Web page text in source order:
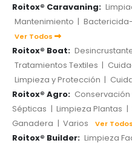
Roitox® Caravaning:
Mantenimiento |
Ver Todos
Roitox® Boat:
Tratamientos Textiles |
Limpieza y Protección |
Roitox® Agro: Conservación
Sépticas | Limpieza Plantas |
Ganadera | Varios Ver Todos
Roitox® Builder: Limpieza